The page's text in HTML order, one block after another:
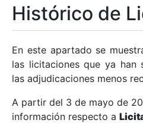
Mostrar/Ocultar
Mostrar/Ocultar
Mostrar/Ocultar
Histórico de
En este apartado se
las licitaciones que ya han
las adjudicaciones menos
A partir del 3 de mayo de
información respecto a